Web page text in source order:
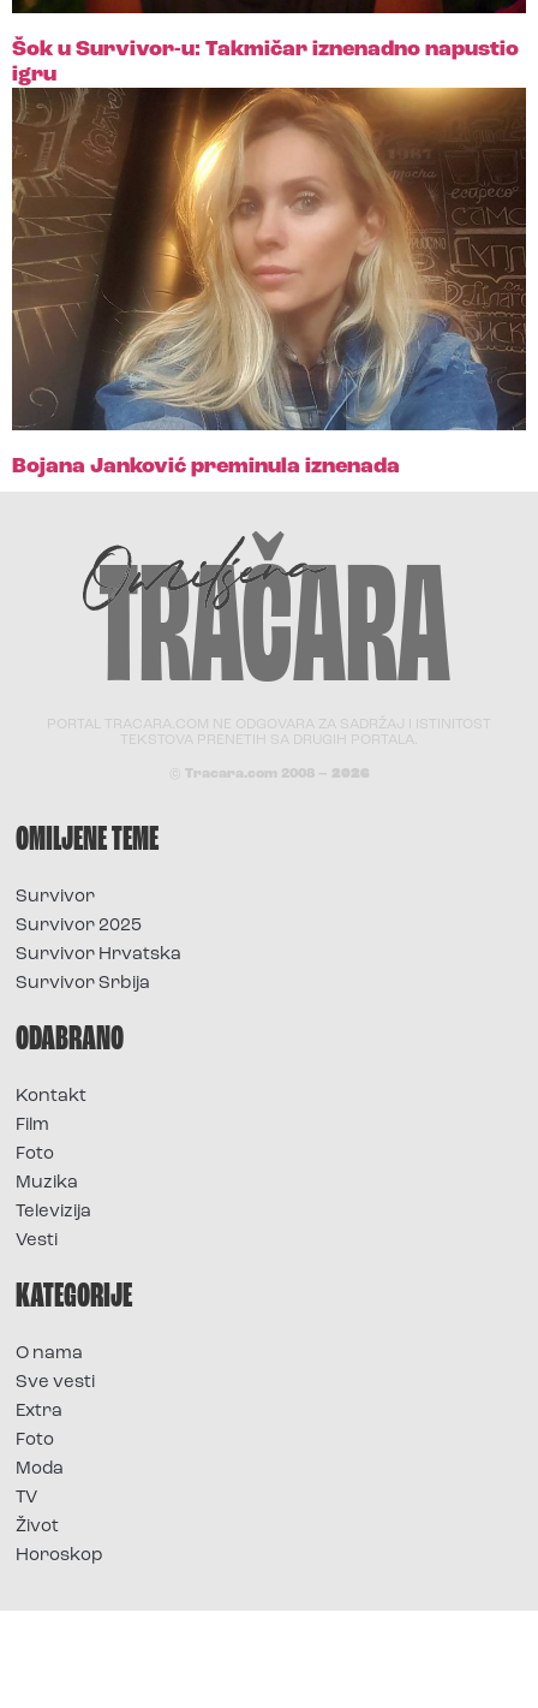
Šok u Survivor-u: Takmičar iznenadno napustio
igru
Bojana Janković preminula iznenada
PORTAL TRACARA.COM NE ODGOVARA ZA SADRŽAJ I ISTINITOST
TEKSTOVA PRENETIH SA DRUGIH PORTALA.
© Tracara.com 2008 – 2026
OMILJENE TEME
Survivor
Survivor 2025
Survivor Hrvatska
Survivor Srbija
ODABRANO
Kontakt
Film
Foto
Muzika
Televizija
Vesti
KATEGORIJE
O nama
Sve vesti
Extra
Foto
Moda
TV
Život
Horoskop